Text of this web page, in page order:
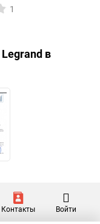
1
Legrand в
Контакты Войти